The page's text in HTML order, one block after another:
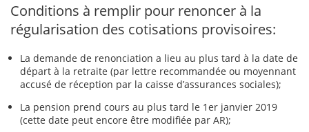
Conditions à remplir pour renoncer à la
régularisation des cotisations provisoires:
La demande de renonciation a lieu au plus tard à la date de
départ à la retraite (par lettre recommandée ou moyennant
accusé de réception par la caisse d’assurances sociales);
La pension prend cours au plus tard le 1er janvier 2019
(cette date peut encore être modifiée par AR);